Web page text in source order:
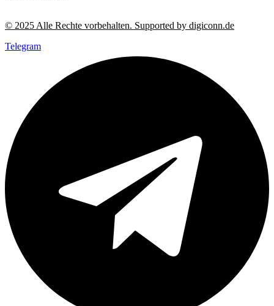
© 2025 Alle Rechte vorbehalten. Supported by digiconn.de
Telegram